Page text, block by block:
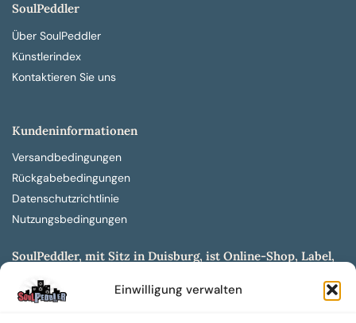
Einwilligung verwalten
SoulPeddler
Über SoulPeddler
Künstlerindex
Kontaktieren Sie uns
Kundeninformationen
Versandbedingungen
Rückgabebedingungen
Datenschutzrichtlinie
Nutzungsbedingungen
SoulPeddler, mit Sitz in Duisburg, ist Online-Shop, Label,
entwickelt aus dem SoulPeddler Vinyl-Presswerk und